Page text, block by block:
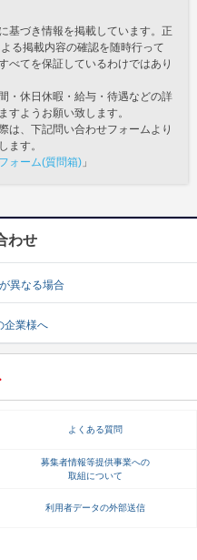
基づき情報を掲載しています。正
る掲載内容の確認を随時行って
べてを保証しているわけではあり
・休日休暇・給与・待遇などの詳
すようお願い致します。
は、下記問い合わせフォームより
ます。
ォーム(質問箱) 」
わせ
異なる場合
企業様へ
よくある質問
募集者情報等提供事業への
取組について
利用者データの外部送信